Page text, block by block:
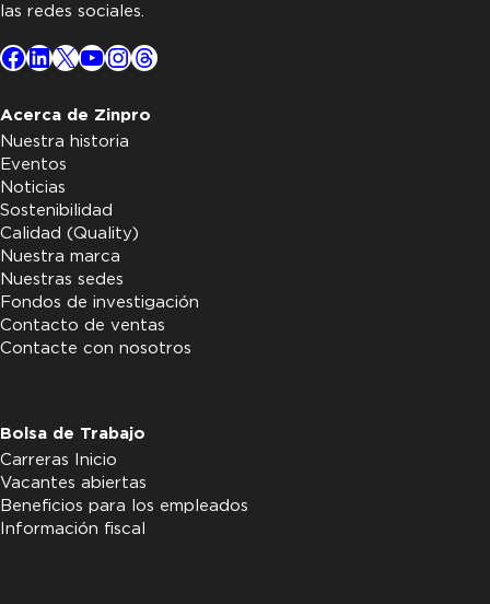
las redes sociales.
Facebook
LinkedIn
X YouTube
Instagram
Threads
Acerca de Zinpro
Nuestra historia
Eventos
Noticias
Sostenibilidad
Calidad (Quality)
Nuestra marca
Nuestras sedes
Fondos de investigación
Contacto de ventas
Contacte con nosotros
Bolsa de Trabajo
Carreras Inicio
Vacantes abiertas
Beneficios para los empleados
Información fiscal